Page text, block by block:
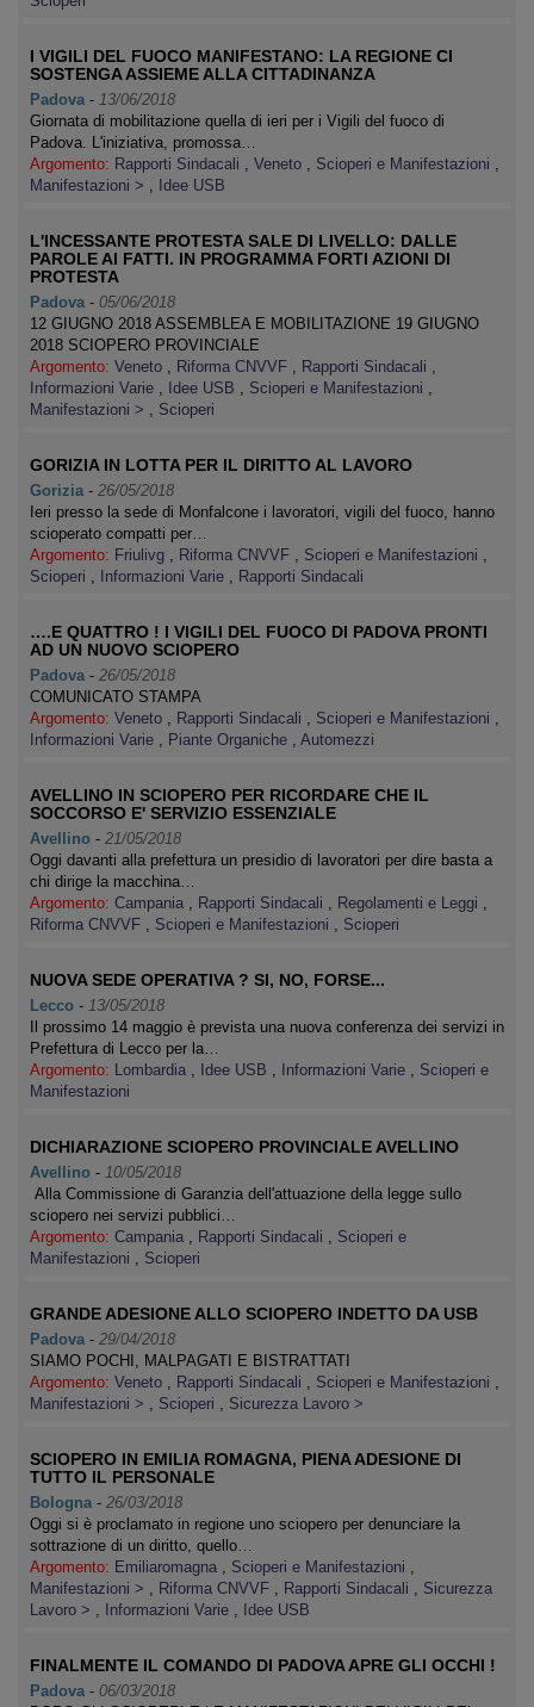
I VIGILI DEL FUOCO MANIFESTANO: LA REGIONE CI
SOSTENGA ASSIEME ALLA CITTADINANZA
Padova - 13/06/2018
Giornata di mobilitazione quella di ieri per i Vigili del fuoco di
Padova. L'iniziativa, promossa…
Argomento: Rapporti Sindacali , Veneto , Scioperi e Manifestazioni ,
Manifestazioni > , Idee USB
L'INCESSANTE PROTESTA SALE DI LIVELLO: DALLE
PAROLE AI FATTI. IN PROGRAMMA FORTI AZIONI DI
PROTESTA
Padova - 05/06/2018
12 GIUGNO 2018 ASSEMBLEA E MOBILITAZIONE 19 GIUGNO
2018 SCIOPERO PROVINCIALE
Argomento: Veneto , Riforma CNVVF , Rapporti Sindacali ,
Informazioni Varie , Idee USB , Scioperi e Manifestazioni ,
Manifestazioni > , Scioperi
GORIZIA IN LOTTA PER IL DIRITTO AL LAVORO
Gorizia - 26/05/2018
Ieri presso la sede di Monfalcone i lavoratori, vigili del fuoco, hanno
scioperato compatti per…
Argomento: Friulivg , Riforma CNVVF , Scioperi e Manifestazioni ,
Scioperi , Informazioni Varie , Rapporti Sindacali
….E QUATTRO ! I VIGILI DEL FUOCO DI PADOVA PRONTI
AD UN NUOVO SCIOPERO
Padova - 26/05/2018
COMUNICATO STAMPA
Argomento: Veneto , Rapporti Sindacali , Scioperi e Manifestazioni ,
Informazioni Varie , Piante Organiche , Automezzi
AVELLINO IN SCIOPERO PER RICORDARE CHE IL
SOCCORSO E' SERVIZIO ESSENZIALE
Avellino - 21/05/2018
Oggi davanti alla prefettura un presidio di lavoratori per dire basta a
chi dirige la macchina…
Argomento: Campania , Rapporti Sindacali , Regolamenti e Leggi ,
Riforma CNVVF , Scioperi e Manifestazioni , Scioperi
NUOVA SEDE OPERATIVA ? SI, NO, FORSE...
Lecco - 13/05/2018
Il prossimo 14 maggio è prevista una nuova conferenza dei servizi in
Prefettura di Lecco per la…
Argomento: Lombardia , Idee USB , Informazioni Varie , Scioperi e
Manifestazioni
DICHIARAZIONE SCIOPERO PROVINCIALE AVELLINO
Avellino - 10/05/2018
Alla Commissione di Garanzia dell'attuazione della legge sullo
sciopero nei servizi pubblici…
Argomento: Campania , Rapporti Sindacali , Scioperi e
Manifestazioni , Scioperi
GRANDE ADESIONE ALLO SCIOPERO INDETTO DA USB
Padova - 29/04/2018
SIAMO POCHI, MALPAGATI E BISTRATTATI
Argomento: Veneto , Rapporti Sindacali , Scioperi e Manifestazioni ,
Manifestazioni > , Scioperi , Sicurezza Lavoro >
SCIOPERO IN EMILIA ROMAGNA, PIENA ADESIONE DI
TUTTO IL PERSONALE
Bologna - 26/03/2018
Oggi si è proclamato in regione uno sciopero per denunciare la
sottrazione di un diritto, quello…
Argomento: Emiliaromagna , Scioperi e Manifestazioni ,
Manifestazioni > , Riforma CNVVF , Rapporti Sindacali , Sicurezza
Lavoro > , Informazioni Varie , Idee USB
FINALMENTE IL COMANDO DI PADOVA APRE GLI OCCHI !
Padova - 06/03/2018